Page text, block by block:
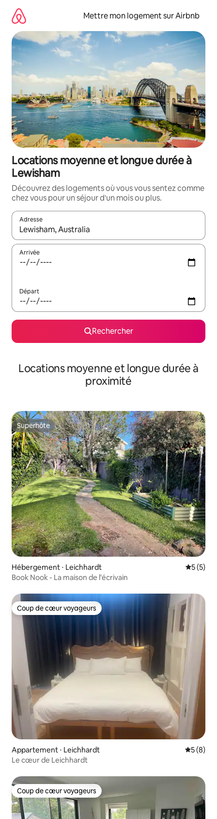
directement
contenu
Mettre mon logement sur Airbnb
Locations moyenne et longue durée à
Lewisham
Découvrez des logements où vous vous sentez comme
chez vous pour un séjour d'un mois ou plus.
Adresse
Lorsque les résultats s'affichent, utilisez les flèches vers le
Arrivée
Départ
Rechercher
Locations moyenne et longue durée à
proximité
Superhôte
Superhôte
Hébergement ⋅ Leichhardt
5 (5)
Book Nook - La maison de l'écrivain
Coup de cœur voyageurs
Coup de cœur voyageurs
Appartement ⋅ Leichhardt
5 (8)
Le cœur de Leichhardt
Coup de cœur voyageurs
Coup de cœur voyageurs